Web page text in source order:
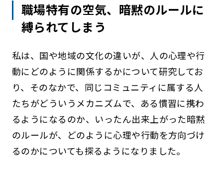
職場特有の空気、暗黙のルールに
縛られてしまう
私は、国や地域の文化の違いが、人の心理や行
動にどのように関係するかについて研究してお
り、そのなかで、同じコミュニティに属する人
たちがどういうメカニズムで、ある慣習に携わ
るようになるのか、いったん出来上がった暗黙
のルールが、どのように心理や行動を方向づけ
るのかについても探るようになりました。